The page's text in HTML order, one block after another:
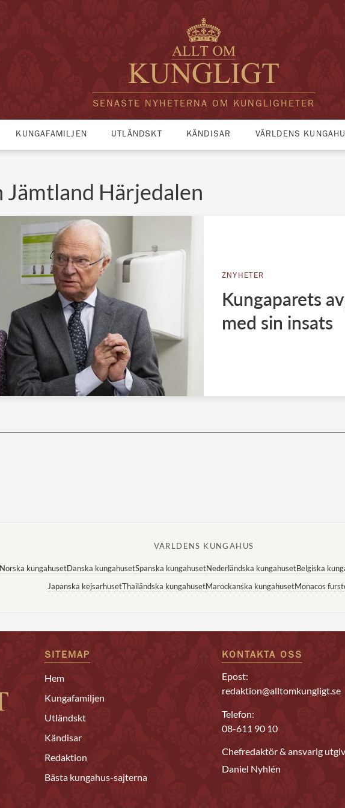
SENASTE NYHETERNA OM KUNGLIGHETER
KUNGAFAMILJEN UTLÄNDSKT KÄNDISAR VÄRLDENS
Jämtland Härjedalen
ZNYHETER
Kungaparets
med sin insats
VÄRLDENS KUNGAHUS
kungahusetDanska kungahusetSpanska kungahusetNederländska kungahusetBelgiska
Japanska kejsarhusetThailändska kungahusetMarockanska kungahusetMonacos
SITEMAP
Hem
Kungafamiljen
Utländskt
Kändisar
Redaktion
Bästa kungahus-sajterna
KONTAKTA OSS
Epost:
redaktion@alltomkungligt.se
Telefon:
08-611 90 10
Chefredaktör & ansvarig
Daniel Nyhlén